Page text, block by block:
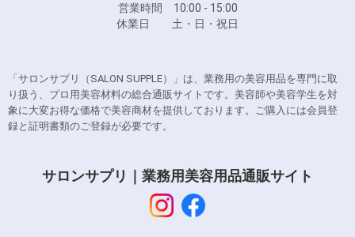
営業時間 10:00 - 15:00
休業日 土・日・祝日
「サロンサプリ（SALON SUPPLE）」は、業務用の美容用品を専門に取
り扱う、プロ用美容材料の総合通販サイトです。美容師や美容学生を対
象に大変お得な価格で美容商材を提供しております。ご購入には会員登
録と証明書類のご登録が必要です。
サロンサプリ｜業務用美容用品通販サイト